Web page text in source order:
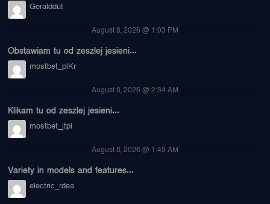
Geralddut
August 8, 2026 @ 1:03 PM
Obstawiam tu od zeszlej jesieni...
mostbet_plKr
August 8, 2026 @ 2:34 AM
Klikam tu od zeszlej jesieni...
mostbet_jtpi
August 8, 2026 @ 1:49 AM
Variety in models and features...
electric_rdea